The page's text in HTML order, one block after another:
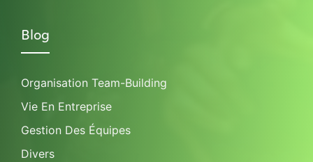
Blog
Organisation Team-Building
Vie En Entreprise
Gestion Des Équipes
Divers